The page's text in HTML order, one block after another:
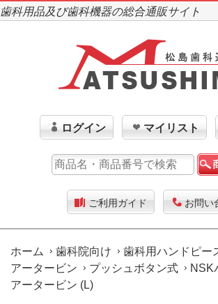
歯科用品及び歯科機器の総合通販サイト
ログイン マイリスト
ご利用ガイド お問い
ホーム 歯科院向け 歯科用ハンドピー
アータービン
プッシュボタン式
NSK
アータービン (L)